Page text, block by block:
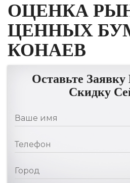
ОЦЕНКА
ЦЕННЫХ
КОНАЕВ
Оставьте
Скидку